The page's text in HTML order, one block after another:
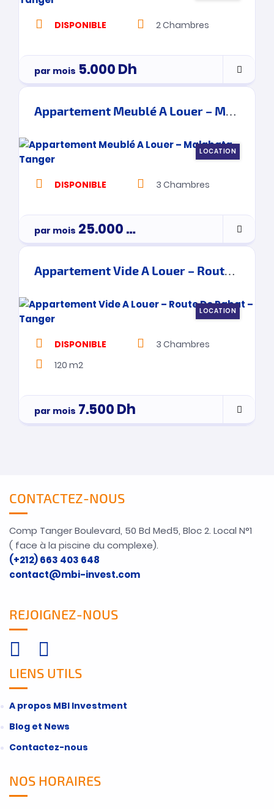
DISPONIBLE 2Chambres
par mois 5.000Dh
Appartement Meublé A Louer – Malabata – Tanger
LOCATION
DISPONIBLE 3 Chambres
par mois 25.000Dh
Appartement Vide A Louer – Route De Rabat – Tanger
LOCATION
DISPONIBLE 3 Chambres
120 m2
par mois 7.500Dh
CONTACTEZ-NOUS
Comp Tanger Boulevard, 50 Bd Med5, Bloc 2. Local N°1
( face à la piscine du complexe).
(+212) 663 403 648
contact@mbi-invest.com
REJOIGNEZ-NOUS
LIENS UTILS
A propos MBI Investment
Blog et News
Contactez-nous
NOS HORAIRES